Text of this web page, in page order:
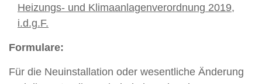
Heizungs- und Klimaanlagenverordnung 2019,
i.d.g.F.
Formulare:
Für die Neuinstallation oder wesentliche Änderung